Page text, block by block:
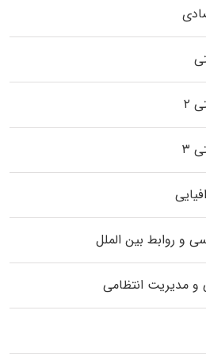
۲
۳
و روابط بین الملل
و مدیریت انتظامی